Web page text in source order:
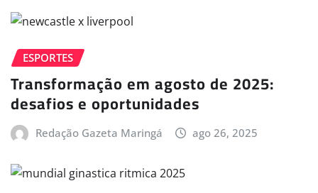
ESPORTES
Transformação em agosto de 2025:
desafios e oportunidades
Redação Gazeta Maringá ago 26, 2025